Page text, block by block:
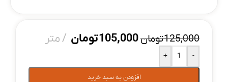
125,000تومان105,000تومان متر
-
+
افزودن به سبد خرید